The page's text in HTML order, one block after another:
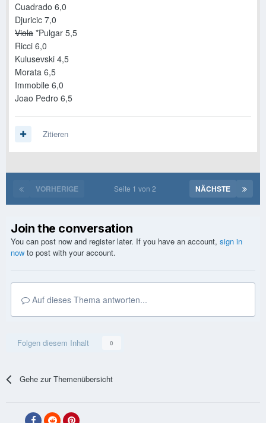
Cuadrado 6,0
Djuricic 7,0
Viola *Pulgar 5,5
Ricci 6,0
Kulusevski 4,5
Morata 6,5
Immobile 6,0
Joao Pedro 6,5
Zitieren
VORHERIGE NÄCHSTE
Seite 1 von 2
Join the conversation
You can post now and register later. If you have an account, sign in
now to post with your account.
Auf dieses Thema antworten...
Folgen diesem Inhalt 0
Gehe zur Themenübersicht